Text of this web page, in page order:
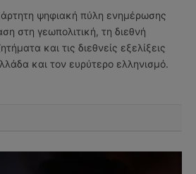
ψηφιακή πύλη ενημέρωσης
στη γεωπολιτική, τη διεθνή
και τις διεθνείς εξελίξεις
και τον ευρύτερο ελληνισμό.